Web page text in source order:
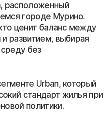
расположенный
городе Мурино.
ценит баланс между
развитием, выбирая
без
Urban, который
стандарт жилья при
политики.